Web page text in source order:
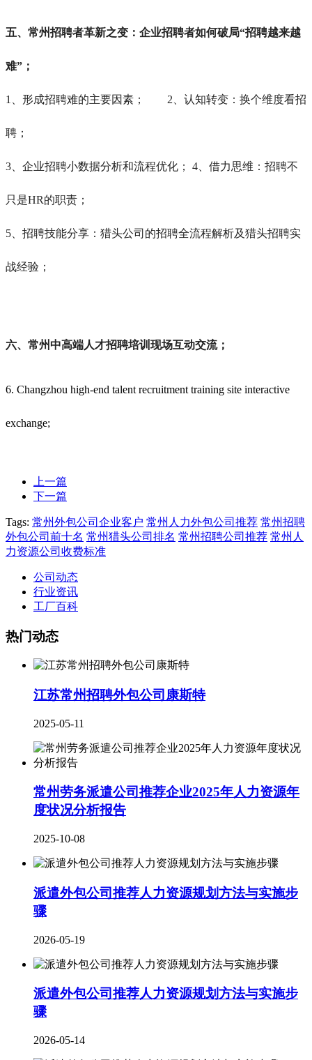
五、 常州招聘者革新之变：企业招聘者如何破局“招聘越来越
难”；
1、形成招聘难的主要因素； 2、认知转变：换个维度看招
聘；
3、企业招聘小数据分析和流程优化； 4、借力思维：招聘不
只是HR的职责；
5、招聘技能分享：猎头公司的招聘全流程解析及猎头招聘实
战经验；
六、 常州中高端人才招聘培训现场互动交流；
6. Changzhou high-end talent recruitment training site interactive
exchange;
上一篇
下一篇
Tags: 常州外包公司企业客户 常州人力外包公司推荐 常州招聘
外包公司前十名 常州猎头公司排名 常州招聘公司推荐 常州人
力资源公司收费标准
公司动态
行业资讯
工厂百科
热门动态
江苏常州招聘外包公司康斯特
2025-05-11
常州劳务派遣公司推荐企业2025年人力资源年
度状况分析报告
2025-10-08
派遣外包公司推荐人力资源规划方法与实施步
骤
2026-05-19
派遣外包公司推荐人力资源规划方法与实施步
骤
2026-05-14